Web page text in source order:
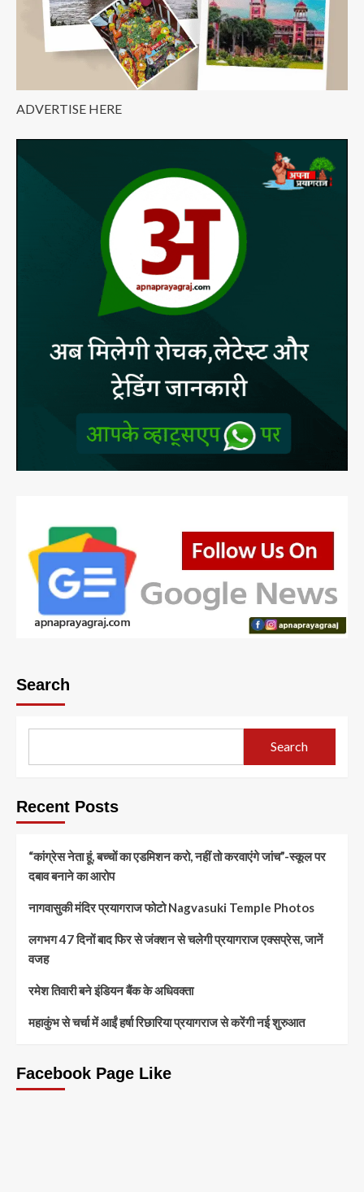
महानिर्वाणी
के
लगाएंगे
ADVERTISE HERE
Search
Search
Recent Posts
“कांग्रेस नेता हूं, बच्चों का एडमिशन करो, नहीं तो करवाएंगे जांच”-स्कूल पर
दबाव बनाने का आरोप
नागवासुकी मंदिर प्रयागराज फोटो Nagvasuki Temple Photos
लगभग 47 दिनों बाद फिर से जंक्शन से चलेगी प्रयागराज एक्सप्रेस, जानें
वजह
रमेश तिवारी बने इंडियन बैंक के अधिवक्ता
महाकुंभ से चर्चा में आईं हर्षा रिछारिया प्रयागराज से करेंगी नई शुरुआत
Facebook Page Like